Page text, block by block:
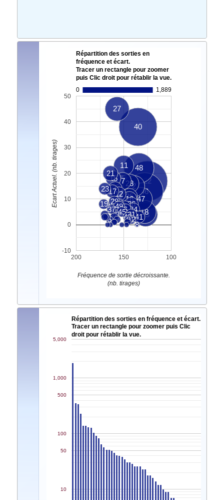
Répartition des sorties en
fréquence et écart.
Tracer un rectangle pour zoomer
puis Clic droit pour rétablir la vue.
0
1,889
22
40
46
48
27
33
18
47
2
11
28
7
35
15
16
21
4
12
36
17
34
3
23
41
1
6
29
31
49
19
45
20
32
37
43
9
5
8
200 150 100
-10
0
10
20
30
40
50
Fréquence de sortie décroissante.
(nb. tirages)
Ecart Actuel. (nb. tirages)
Répartition des sorties en fréquence et écart.
Tracer un rectangle pour zoomer puis Clic
droit pour rétablir la vue.
10
50
100
500
1,000
5,000